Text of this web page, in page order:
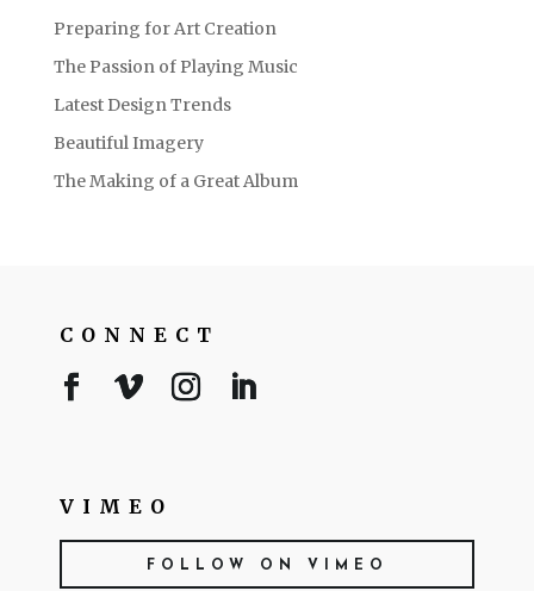
Preparing for Art Creation
The Passion of Playing Music
Latest Design Trends
Beautiful Imagery
The Making of a Great Album
CONNECT
VIMEO
FOLLOW ON VIMEO